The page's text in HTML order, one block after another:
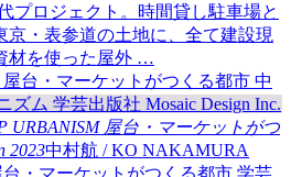
プロジェクト。時間貸し駐車場と
京・表参道の土地に、全て建設現
材を使った屋外 …
URBANISM 屋台・マーケットがつ
2023中村航 / KO NAKAMURA
・マーケットがつくる都市 学芸